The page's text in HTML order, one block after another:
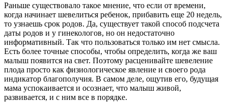
Раньше существовало такое мнение, что если от времени,
когда начинает шевелиться ребенок, прибавить еще 20 недель,
то узнаешь срок родов. Да, существует такой способ подсчета
даты родов и у гинекологов, но он недостаточно
информативный. Так что пользоваться только им нет смысла.
Есть более точные способы, чтобы определить, когда же ваш
малыш появится на свет. Поэтому расценивайте шевеление
плода просто как физиологическое явление и своего рода
индикатор благополучия. В самом деле, ощутив его, будущая
мама успокаивается и осознает, что малыш живой,
развивается, и с ним все в порядке.